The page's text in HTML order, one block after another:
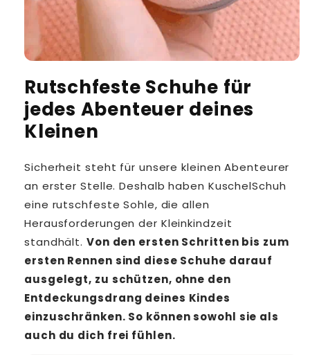
Rutschfeste Schuhe für
jedes Abenteuer deines
Kleinen
Sicherheit steht für unsere kleinen Abenteurer
an erster Stelle. Deshalb haben KuschelSchuh
eine rutschfeste Sohle, die allen
Herausforderungen der Kleinkindzeit
standhält. Von den ersten Schritten bis zum
ersten Rennen sind diese Schuhe darauf
ausgelegt, zu schützen, ohne den
Entdeckungsdrang deines Kindes
einzuschränken. So können sowohl sie als
auch du dich frei fühlen.